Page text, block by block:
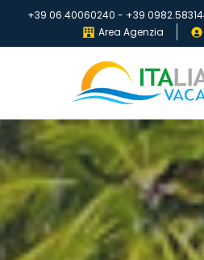
+39 06.40060240 - +39
Area Agenzia
Home
Destinazioni
Villaggi
Club